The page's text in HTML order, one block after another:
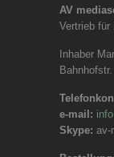
AV
Vertrieb für
Inhaber
e-mail:
Skype: av-